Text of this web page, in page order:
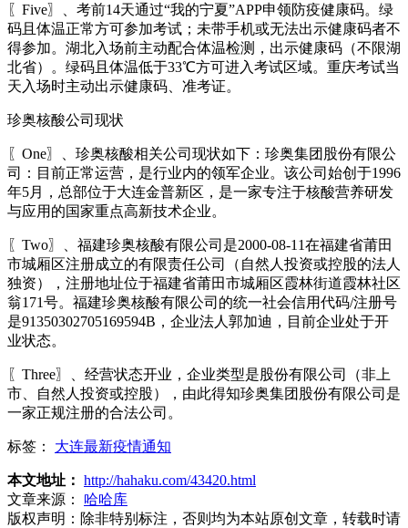
〖Five〗、考前14天通过“我的宁夏”APP申领防疫健康码。绿
码且体温正常方可参加考试；未带手机或无法出示健康码者不
得参加。湖北入场前主动配合体温检测，出示健康码（不限湖
北省）。绿码且体温低于33℃方可进入考试区域。重庆考试当
天入场时主动出示健康码、准考证。
珍奥核酸公司现状
〖One〗、珍奥核酸相关公司现状如下：珍奥集团股份有限公
司：目前正常运营，是行业内的领军企业。该公司始创于1996
年5月，总部位于大连金普新区，是一家专注于核酸营养研发
与应用的国家重点高新技术企业。
〖Two〗、福建珍奥核酸有限公司是2000-08-11在福建省莆田
市城厢区注册成立的有限责任公司（自然人投资或控股的法人
独资），注册地址位于福建省莆田市城厢区霞林街道霞林社区
翁171号。福建珍奥核酸有限公司的统一社会信用代码/注册号
是91350302705169594B，企业法人郭加迪，目前企业处于开
业状态。
〖Three〗、经营状态开业，企业类型是股份有限公司（非上
市、自然人投资或控股），由此得知珍奥集团股份有限公司是
一家正规注册的合法公司。
标签： 大连最新疫情通知
本文地址： http://hahaku.com/43420.html
文章来源：
哈哈库
版权声明： 除非特别标注，否则均为本站原创文章，转载时请